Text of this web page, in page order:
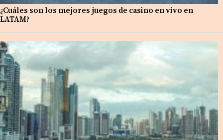
¿Cuáles son los mejores juegos de casino en vivo en
LATAM?